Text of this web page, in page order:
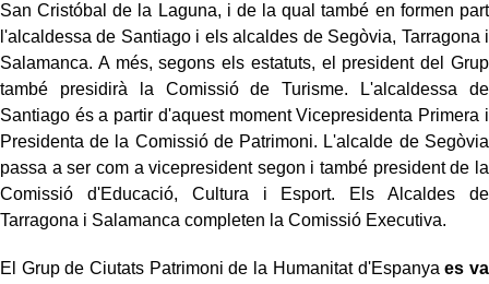
San Cristóbal de la Laguna, i de la qual també en formen part
l'alcaldessa de Santiago i els alcaldes de Segòvia, Tarragona i
Salamanca. A més, segons els estatuts, el president del Grup
també presidirà la Comissió de Turisme. L'alcaldessa de
Santiago és a partir d'aquest moment Vicepresidenta Primera i
Presidenta de la Comissió de Patrimoni. L'alcalde de Segòvia
passa a ser com a vicepresident segon i també president de la
Comissió d'Educació, Cultura i Esport. Els Alcaldes de
Tarragona i Salamanca completen la Comissió Executiva.
El Grup de Ciutats Patrimoni de la Humanitat d'Espanyaes va